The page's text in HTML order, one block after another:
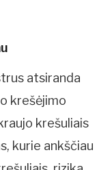
atsiranda
krešėjimo
krešuliais
kurie ankščiau